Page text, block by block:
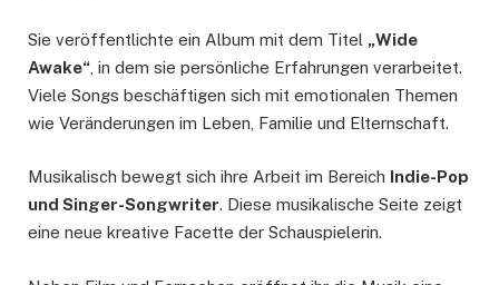
Sie veröffentlichte ein Album mit dem Titel „Wide
Awake“ , in dem sie persönliche Erfahrungen verarbeitet.
Viele Songs beschäftigen sich mit emotionalen Themen
wie Veränderungen im Leben, Familie und Elternschaft.
Musikalisch bewegt sich ihre Arbeit im Bereich Indie-Pop
und Singer-Songwriter. Diese musikalische Seite zeigt
eine neue kreative Facette der Schauspielerin.